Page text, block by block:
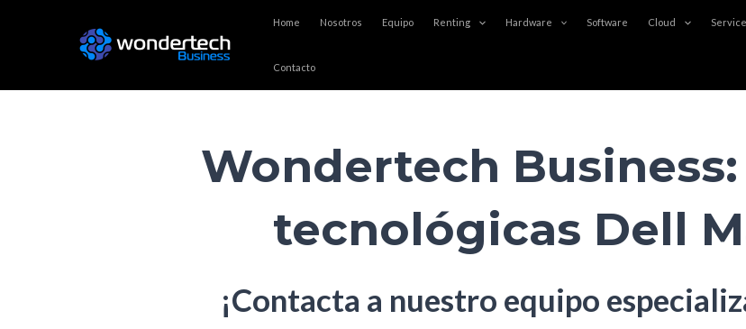
Home Nosotros Equipo Renting Hardware Software Cloud Service
Contacto
Wondertech
tecnológicas Dell
¡Contacta a nuestro equipo